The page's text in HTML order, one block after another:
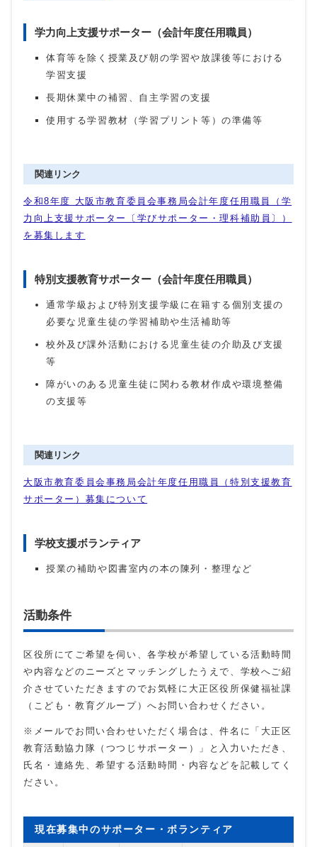
学力向上支援サポーター（会計年度任用職員）
体育等を除く授業及び朝の学習や放課後等における
学習支援
長期休業中の補習、自主学習の支援
使用する学習教材（学習プリント等）の準備等
関連リンク
令和8年度 大阪市教育委員会事務局会計年度任用職員（学
力向上支援サポーター〔学びサポーター・理科補助員〕）
を募集します
特別支援教育サポーター（会計年度任用職員）
通常学級および特別支援学級に在籍する個別支援の
必要な児童生徒の学習補助や生活補助等
校外及び課外活動における児童生徒の介助及び支援
等
障がいのある児童生徒に関わる教材作成や環境整備
の支援等
関連リンク
大阪市教育委員会事務局会計年度任用職員（特別支援教育
サポーター）募集について
学校支援ボランティア
授業の補助や図書室内の本の陳列・整理など
活動条件
区役所にてご希望を伺い、各学校が希望している活動時間
や内容などのニーズとマッチングしたうえで、学校へご紹
介させていただきますのでお気軽に大正区役所保健福祉課
（こども・教育グループ）へお問い合わせください。
※メールでお問い合わせいただく場合は、件名に「大正区
教育活動協力隊（つつじサポーター）」と入力いただき、
氏名・連絡先、希望する活動時間・内容などを記載してく
ださい。
現在募集中のサポーター・ボランティア